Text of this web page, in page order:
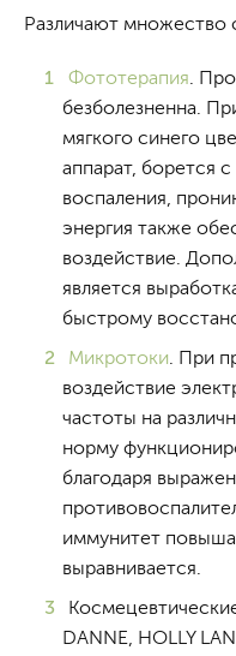
Различают множество
Фототерапия .
безболезненна.
мягкого синего
аппарат, борется
воспаления,
энергия также
воздействие.
является
быстрому
Микротоки . При
воздействие
частоты на
норму
благодаря
иммунитет
выравнивается.
DANNE, HOLLY